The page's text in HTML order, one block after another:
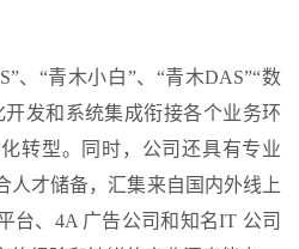
、“青木小白”、“青木DAS”“数
发和系统集成衔接各个业务环
转型。同时，公司还具有专业
人才储备，汇集来自国内外线上
台、4A 广告公司和知名IT 公司